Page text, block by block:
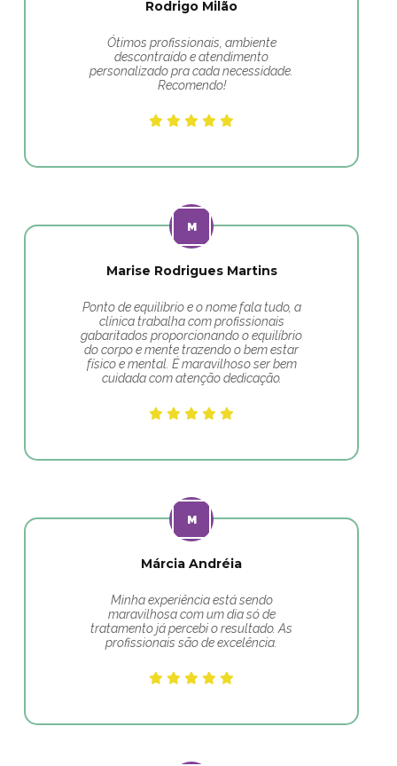
Rodrigo Milão
Ótimos profissionais, ambiente
descontraído e atendimento
personalizado pra cada necessidade.
Recomendo!
Marise Rodrigues Martins
Ponto de equilibrio e o nome fala tudo, a
clínica trabalha com profissionais
gabaritados proporcionando o equilíbrio
do corpo e mente trazendo o bem estar
físico e mental. É maravilhoso ser bem
cuidada com atenção dedicação.
Márcia Andréia
Minha experiência está sendo
maravilhosa com um dia só de
tratamento já percebi o resultado. As
profissionais são de excelência.